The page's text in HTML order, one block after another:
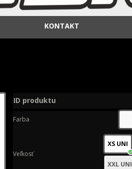
KONTAKT
ID produktu
Farba
Veľkosť
XS UNI
XXL UNI